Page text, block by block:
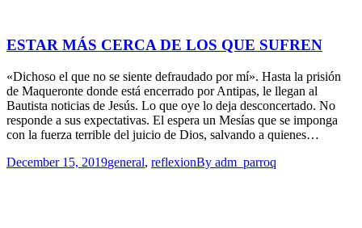
ESTAR MÁS CERCA DE LOS QUE SUFREN
«Dichoso el que no se siente defraudado por mí». Hasta la prisión
de Maqueronte donde está encerrado por Antipas, le llegan al
Bautista noticias de Jesús. Lo que oye lo deja desconcertado. No
responde a sus expectativas. El espera un Mesías que se imponga
con la fuerza terrible del juicio de Dios, salvando a quienes…
December 15, 2019general, reflexionBy adm_parroq